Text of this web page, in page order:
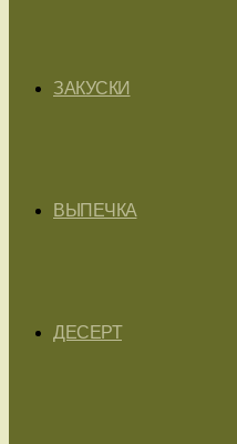
ЗАКУСКИ
ВЫПЕЧКА
ДЕСЕРТ